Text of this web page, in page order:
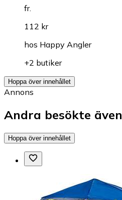
fr.
112 kr
hos Happy Angler
+2 butiker
Hoppa över innehållet
Annons
Andra besökte även
Hoppa över innehållet